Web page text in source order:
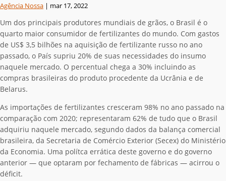
Agência Nossa | mar 17, 2022
Um dos principais produtores mundiais de grãos, o Brasil é o
quarto maior consumidor de fertilizantes do mundo. Com gastos
de US$ 3,5 bilhões na aquisição de fertilizante russo no ano
passado, o País supriu 20% de suas necessidades do insumo
naquele mercado. O percentual chega a 30% incluindo as
compras brasileiras do produto procedente da Ucrânia e de
Belarus.
As importações de fertilizantes cresceram 98% no ano passado na
comparação com 2020; representaram 62% de tudo que o Brasil
adquiriu naquele mercado, segundo dados da balança comercial
brasileira, da Secretaria de Comércio Exterior (Secex) do Ministério
da Economia. Uma polítca errática deste governo e do governo
anterior — que optaram por fechamento de fábricas — acirrou o
déficit.